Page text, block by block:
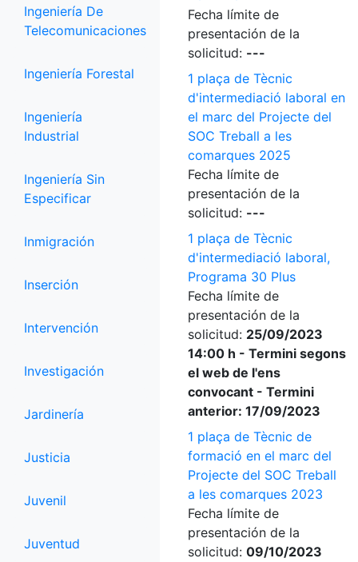
Ingeniería De
Telecomunicaciones
Ingeniería Forestal
Ingeniería
Industrial
Ingeniería Sin
Especificar
Inmigración
Inserción
Intervención
Investigación
Jardinería
Justicia
Juvenil
Juventud
Fecha límite de
presentación de la
solicitud: ---
1 plaça de Tècnic
d'intermediació laboral en
el marc del Projecte del
SOC Treball a les
comarques 2025
Fecha límite de
presentación de la
solicitud: ---
1 plaça de Tècnic
d'intermediació laboral,
Programa 30 Plus
Fecha límite de
presentación de la
solicitud: 25/09/2023
14:00 h - Termini segons
el web de l'ens
convocant - Termini
anterior: 17/09/2023
1 plaça de Tècnic de
formació en el marc del
Projecte del SOC Treball
a les comarques 2023
Fecha límite de
presentación de la
solicitud: 09/10/2023